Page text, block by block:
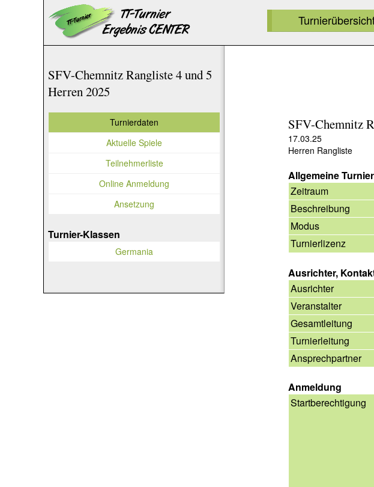
SFV-Chemnitz
17.03.25
Herren Rangliste
Allgemeine
Zeitraum
Beschreibung
Modus
Turnierlizenz
Ausrichter,
Ausrichter
Veranstalter
Gesamtleitung
Turnierleitung
Ansprechpartner
Anmeldung
Startberechtigung
SFV-Chemnitz Rangliste 4 und 5
Herren 2025
Turnierdaten
Aktuelle Spiele
Teilnehmerliste
Online Anmeldung
Ansetzung
Turnier-Klassen
Germania